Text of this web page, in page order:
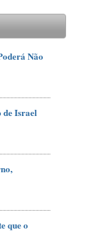
Não
de Israel
que o